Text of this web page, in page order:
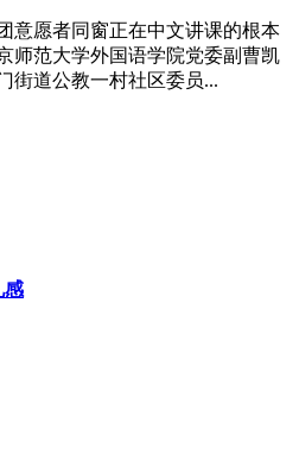
意愿者同窗正在中文讲课的根本
师范大学外国语学院党委副曹凯
街道公教一村社区委员...
感